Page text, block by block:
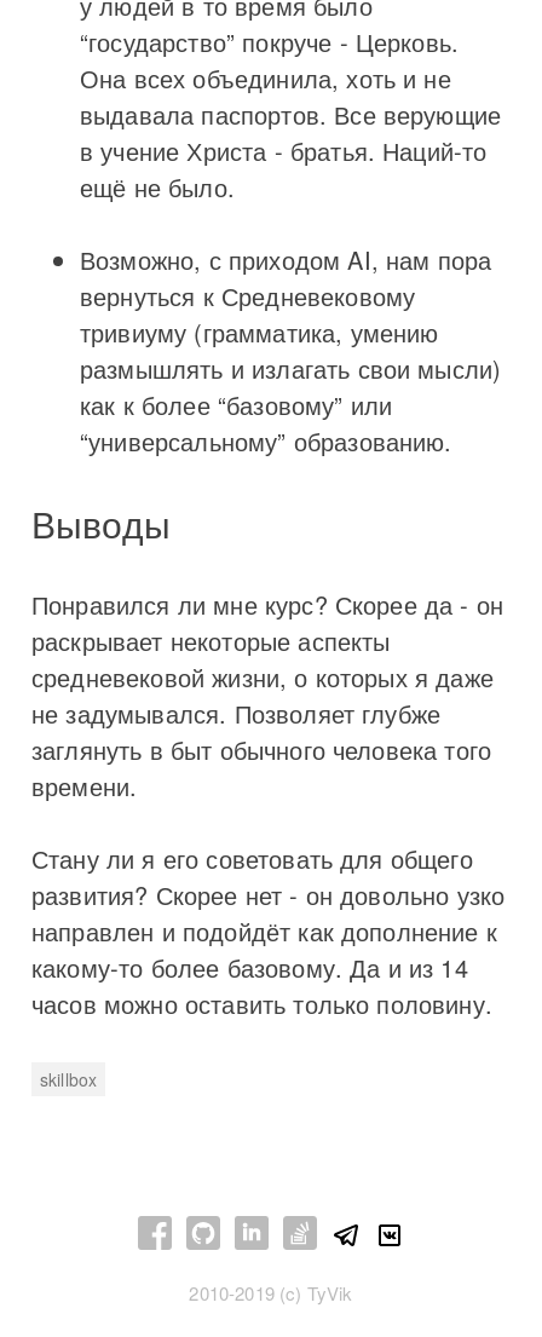
“государство” покруче - Церковь.
Она всех объединила, хоть и не
выдавала паспортов. Все верующие
в учение Христа - братья. Наций-то
ещё не было.
Возможно, с приходом AI, нам пора
вернуться к Средневековому
тривиуму (грамматика, умению
размышлять и излагать свои мысли)
как к более “базовому” или
“универсальному” образованию.
Выводы
Понравился ли мне курс? Скорее да - он
раскрывает некоторые аспекты
средневековой жизни, о которых я даже
не задумывался. Позволяет глубже
заглянуть в быт обычного человека того
времени.
Стану ли я его советовать для общего
развития? Скорее нет - он довольно узко
направлен и подойдёт как дополнение к
какому-то более базовому. Да и из 14
часов можно оставить только половину.
skillbox
2010-2019 (c) TyVik